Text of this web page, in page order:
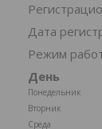
Дата
Режим
День
Понедельник
Вторник
Среда